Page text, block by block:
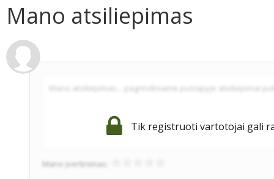
Mano atsiliepimas
Tik registruoti vartotojai gali
Mano įvertinimas: